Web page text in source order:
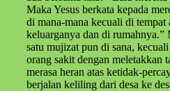
Maka Yesus berkata kepada
di mana-mana kecuali di
keluarganya dan di rumahnya.”
satu mujizat pun di sana,
orang sakit dengan meletakkan
merasa heran atas ketidak-
berjalan keliling dari desa ke